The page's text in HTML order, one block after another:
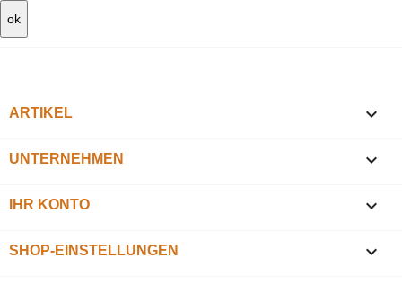
ARTIKEL 
UNTERNEHMEN 
IHR KONTO 
SHOP-EINSTELLUNGEN keyboard_arrow_down